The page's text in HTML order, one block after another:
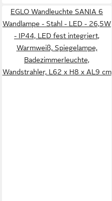
EGLO Wandleuchte SANIA 6
Wandlampe - Stahl - LED - 26,5W
- IP44, LED fest integriert,
Warmweiß, Spiegelampe,
Badezimmerleuchte,
Wandstrahler, L62 x H8 x AL9 cm